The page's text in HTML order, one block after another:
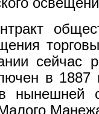
сейчас
в 1887